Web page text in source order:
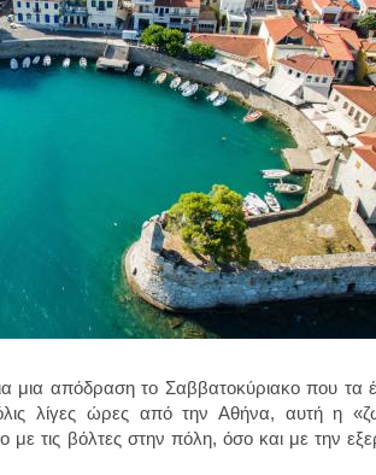
μια απόδραση το Σαββατοκύριακο που τα
λίγες ώρες από την Αθήνα, αυτή η
τις βόλτες στην πόλη, όσο και με την